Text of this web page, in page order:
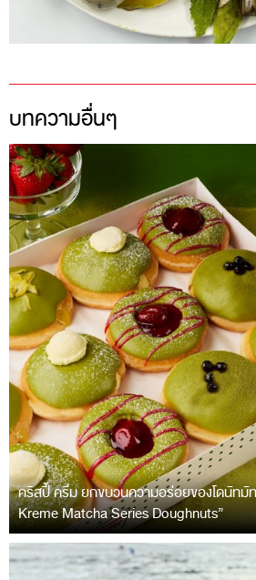
บทความอื่นๆ
คริสปี้ ครีม ยกขบวนความอร่อยของโดนัทมั
Kreme Matcha Series Doughnuts”